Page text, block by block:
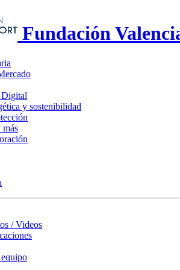
Fundación
Digital
y sostenibilidad
más
/ Videos